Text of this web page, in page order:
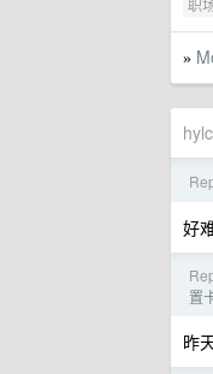
职
»
好
置
昨